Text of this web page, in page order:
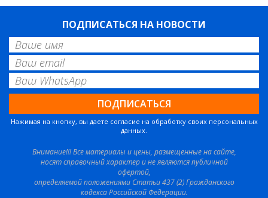
ПОДПИСАТЬСЯ НА НОВОСТИ
Нажимая на кнопку, вы даете согласие на обработку своих персональных
данных.
Внимание!!! Все материалы и цены, размещенные на сайте,
носят справочный характер и не являются публичной
офертой,
определяемой положениями Статьи 437 (2) Гражданского
кодекса Российской Федерации.